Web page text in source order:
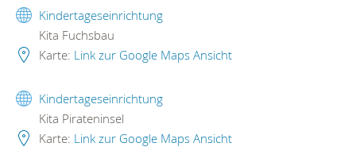
Kindertageseinrichtung
Kita Fuchsbau
Karte: Link zur Google Maps Ansicht
Kindertageseinrichtung
Kita Pirateninsel
Karte: Link zur Google Maps Ansicht